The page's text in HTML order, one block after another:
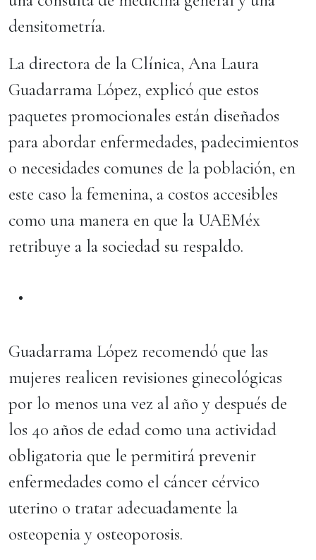
densitometría.
La directora de la Clínica, Ana Laura
Guadarrama López, explicó que estos
paquetes promocionales están diseñados
para abordar enfermedades, padecimientos
o necesidades comunes de la población, en
este caso la femenina, a costos accesibles
como una manera en que la UAEMéx
retribuye a la sociedad su respaldo.
Guadarrama López recomendó que las
mujeres realicen revisiones ginecológicas
por lo menos una vez al año y después de
los 40 años de edad como una actividad
obligatoria que le permitirá prevenir
enfermedades como el cáncer cérvico
uterino o tratar adecuadamente la
osteopenia y osteoporosis.